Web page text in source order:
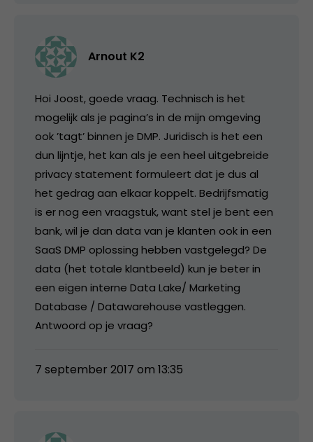
Arnout K2
Hoi Joost, goede vraag. Technisch is het
mogelijk als je pagina’s in de mijn omgeving
ook ’tagt’ binnen je DMP. Juridisch is het een
dun lijntje, het kan als je een heel uitgebreide
privacy statement formuleert dat je dus al
het gedrag aan elkaar koppelt. Bedrijfsmatig
is er nog een vraagstuk, want stel je bent een
bank, wil je dan data van je klanten ook in een
SaaS DMP oplossing hebben vastgelegd? De
data (het totale klantbeeld) kun je beter in
een eigen interne Data Lake/ Marketing
Database / Datawarehouse vastleggen.
Antwoord op je vraag?
7 september 2017 om 13:35